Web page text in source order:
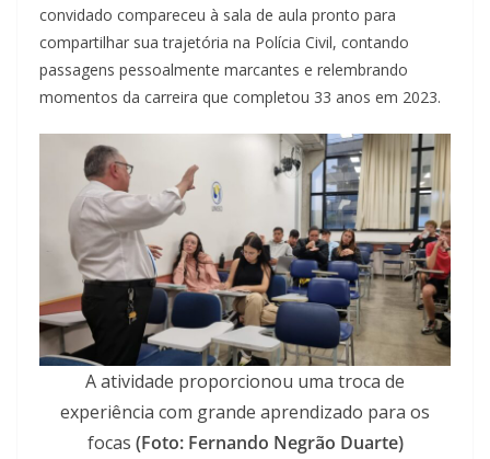
convidado compareceu à sala de aula pronto para
compartilhar sua trajetória na Polícia Civil, contando
passagens pessoalmente marcantes e relembrando
momentos da carreira que completou 33 anos em 2023.
A atividade proporcionou uma troca de
experiência com grande aprendizado para os
focas (Foto: Fernando Negrão Duarte)